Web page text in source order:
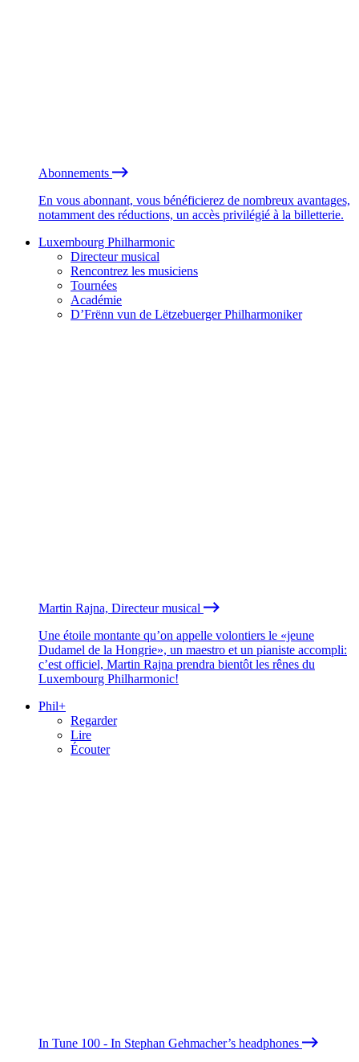
Abonnements
En vous abonnant, vous bénéficierez de nombreux avantages,
notamment des réductions, un accès privilégié à la billetterie.
Luxembourg Philharmonic
Directeur musical
Rencontrez les musiciens
Tournées
Académie
D’Frënn vun de Lëtzebuerger Philharmoniker
Martin Rajna, Directeur musical
Une étoile montante qu’on appelle volontiers le «jeune
Dudamel de la Hongrie», un maestro et un pianiste accompli:
c’est officiel, Martin Rajna prendra bientôt les rênes du
Luxembourg Philharmonic!
Phil+
Regarder
Lire
Écouter
In Tune 100 - In Stephan Gehmacher’s headphones